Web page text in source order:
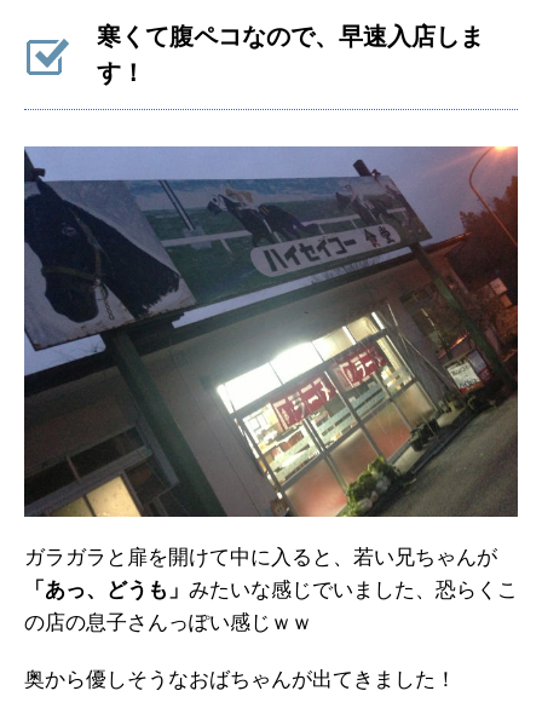
寒くて腹ペコなので、早速入店しま
す！
ガラガラと扉を開けて中に入ると、若い兄ちゃんが
「あっ、どうも」 みたいな感じでいました、恐らくこ
の店の息子さんっぽい感じｗｗ
奥から優しそうなおばちゃんが出てきました！